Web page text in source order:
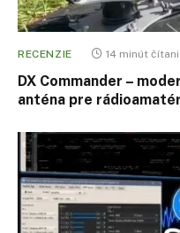
RECENZIE 14 minút
DX Commander –
anténa pre